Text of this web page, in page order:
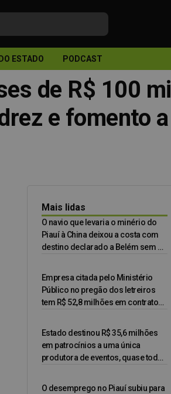
ESTADO PODCAST
de R$ 100 mil
e fomento a
Mais lidas
O navio que levaria o minério do
Piauí à China deixou a costa com
destino declarado a Belém sem o
Empresa citada pelo Ministério
Público no pregão dos letreiros
tem R$ 52,8 milhões em contratos
Estado destinou R$ 35,6 milhões
em patrocínios a uma única
produtora de eventos, quase todos
O desemprego no Piauí subiu para